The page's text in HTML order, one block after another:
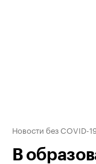
Новости без COVID-
В